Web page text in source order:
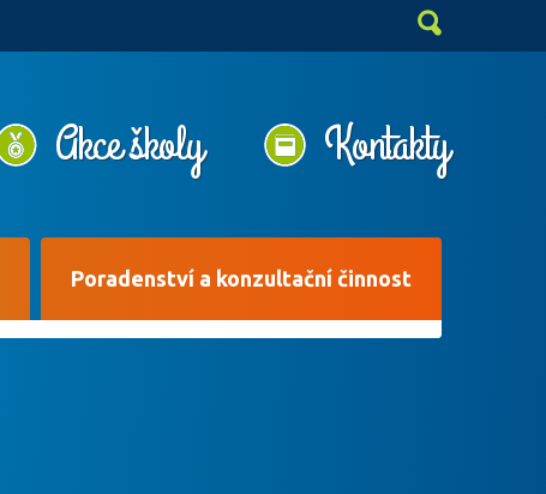
Akce školy Kontakty
Poradenství a konzultační činnost